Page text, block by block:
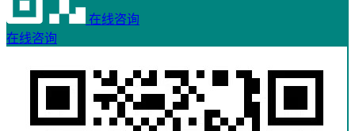
在线咨询
在线咨询